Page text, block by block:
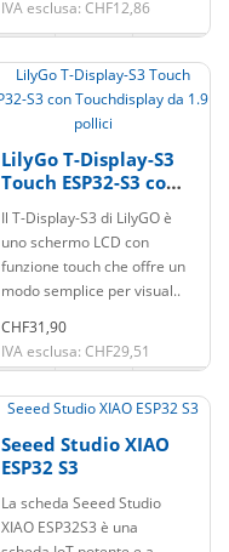
IVA esclusa: CHF12,86
LilyGo T-Display-S3
Touch ESP32-S3 con
pollici
Il T-Display-S3 di LilyGO è
uno schermo LCD con
funzione touch che offre un
modo semplice per visual..
CHF31,90
IVA esclusa: CHF29,51
Seeed Studio XIAO
ESP32 S3
La scheda Seeed Studio
XIAO ESP32S3 è una